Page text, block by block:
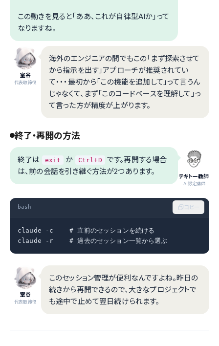
この動きを見ると「ああ、これが自律型AIか」って
なりますね。
室谷
代表取締役
海外のエンジニアの間でもこの「まず探索させて
から指示を出す」アプローチが推奨されてい
て・・・最初から「この機能を追加して」って言うん
じゃなくて、まず「このコードベースを理解して」っ
て言った方が精度が上がります。
終了・再開の方法
テキトー教師
.AI認定講師
終了は exit か Ctrl+D
です。再開する場合
は、前の会話を引き継ぐ方法が2つあります。
bash コピー
claude -c    # 直前のセッションを続ける
claude -r    # 過去のセッション一覧から選ぶ
室谷
代表取締役
このセッション管理が便利なんですよね。昨日の
続きから再開できるので、大きなプロジェクトで
も途中で止めて翌日続けられます。